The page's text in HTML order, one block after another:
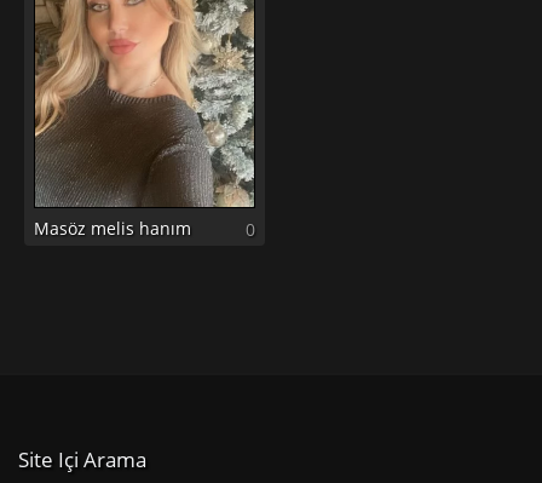
Masöz melis hanım 0
Site Içi Arama